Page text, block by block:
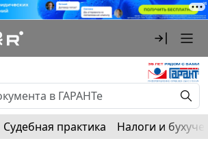
Судебная практика Налоги и